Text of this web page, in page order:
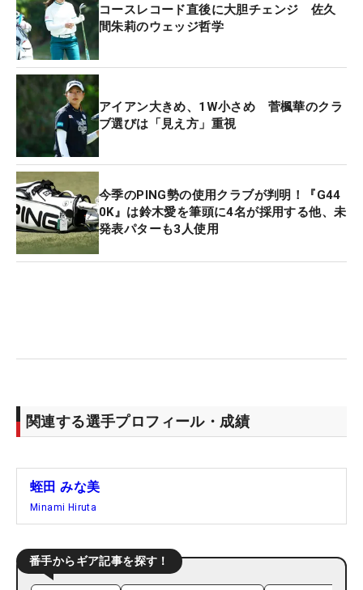
コースレコード直後に大胆チェンジ 佐久
間朱莉のウェッジ哲学
アイアン大きめ、1W小さめ 菅楓華のクラ
ブ選びは「見え方」重視
今季のPING勢の使用クラブが判明！『G44
0K』は鈴木愛を筆頭に4名が採用する他、未
発表パターも3人使用
関連する選手プロフィール・成績
蛭田 みな美
Minami Hiruta
番手からギア記事を探す！